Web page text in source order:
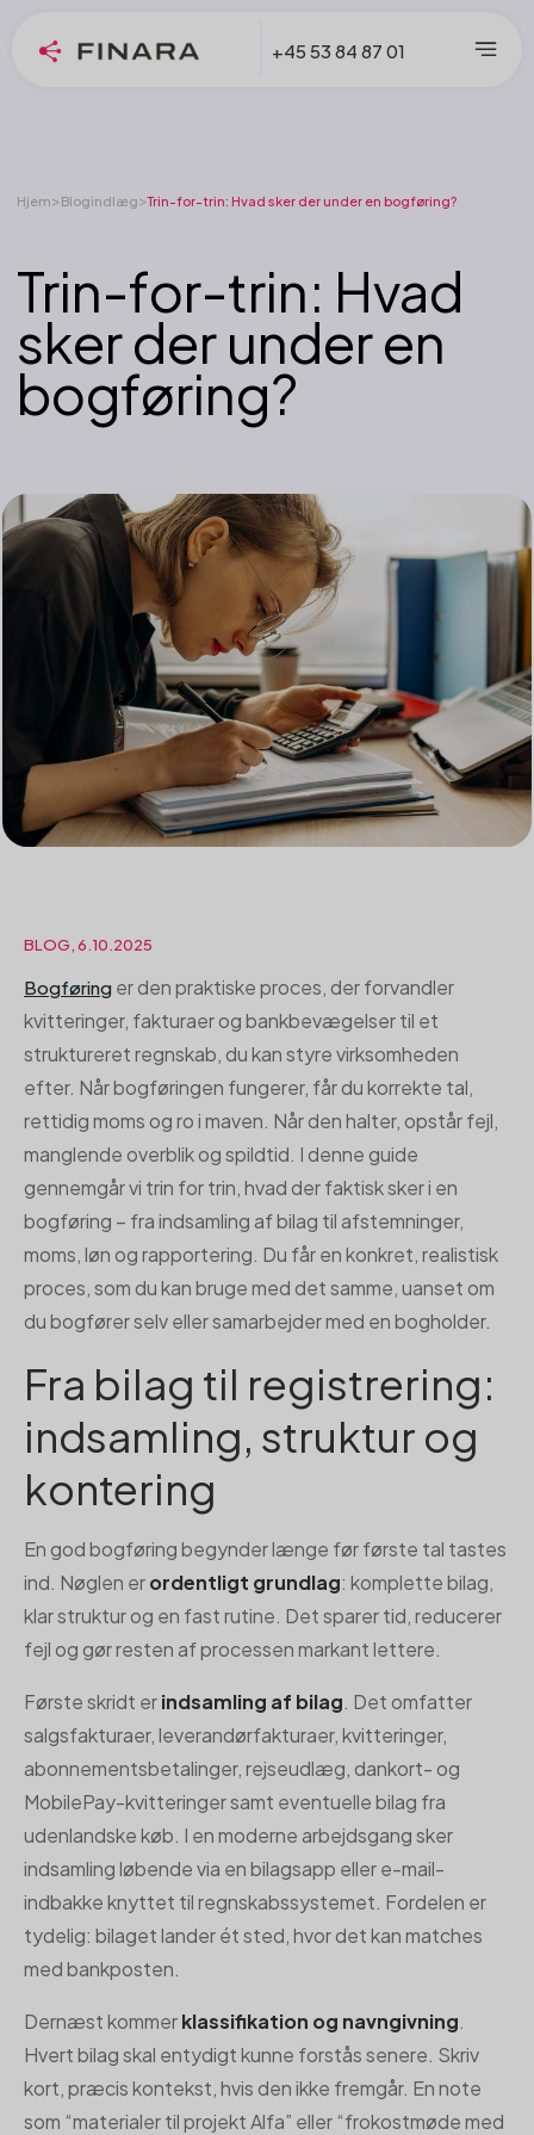
+45 53 84 87 01
Hjem>Blogindlæg>Trin-for-trin: Hvad sker der under en bogføring?
Trin-for-trin: Hvad
sker der under en
bogføring?
BLOG, 6.10.2025
Bogføring er den praktiske proces, der forvandler
kvitteringer, fakturaer og bankbevægelser til et
struktureret regnskab, du kan styre virksomheden
efter. Når bogføringen fungerer, får du korrekte tal,
rettidig moms og ro i maven. Når den halter, opstår fejl,
manglende overblik og spildtid. I denne guide
gennemgår vi trin for trin, hvad der faktisk sker i en
bogføring – fra indsamling af bilag til afstemninger,
moms, løn og rapportering. Du får en konkret, realistisk
proces, som du kan bruge med det samme, uanset om
du bogfører selv eller samarbejder med en bogholder.
Fra bilag til registrering:
indsamling, struktur og
kontering
En god bogføring begynder længe før første tal tastes
ind. Nøglen erordentligt grundlag: komplette bilag,
klar struktur og en fast rutine. Det sparer tid, reducerer
fejl og gør resten af processen markant lettere.
Første skridt erindsamling af bilag. Det omfatter
salgsfakturaer, leverandørfakturaer, kvitteringer,
abonnementsbetalinger, rejseudlæg, dankort- og
MobilePay-kvitteringer samt eventuelle bilag fra
udenlandske køb. I en moderne arbejdsgang sker
indsamling løbende via en bilagsapp eller e-mail-
indbakke knyttet til regnskabssystemet. Fordelen er
tydelig: bilaget lander ét sted, hvor det kan matches
med bankposten.
Dernæst kommerklassifikation og navngivning.
Hvert bilag skal entydigt kunne forstås senere. Skriv
kort, præcis kontekst, hvis den ikke fremgår. En note
som “materialer til projekt Alfa” eller “frokostmøde med